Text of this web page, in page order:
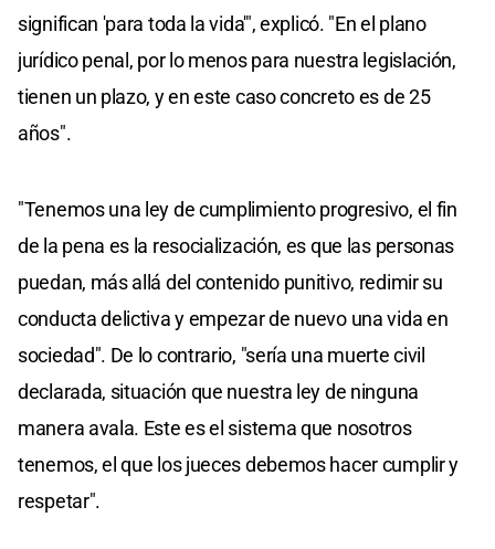
significan 'para toda la vida'", explicó. "En el plano
jurídico penal, por lo menos para nuestra legislación,
tienen un plazo, y en este caso concreto es de 25
años".
"Tenemos una ley de cumplimiento progresivo, el fin
de la pena es la resocialización, es que las personas
puedan, más allá del contenido punitivo, redimir su
conducta delictiva y empezar de nuevo una vida en
sociedad". De lo contrario, "sería una muerte civil
declarada, situación que nuestra ley de ninguna
manera avala. Este es el sistema que nosotros
tenemos, el que los jueces debemos hacer cumplir y
respetar".